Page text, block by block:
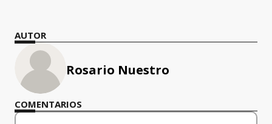
AUTOR
Rosario Nuestro
COMENTARIOS